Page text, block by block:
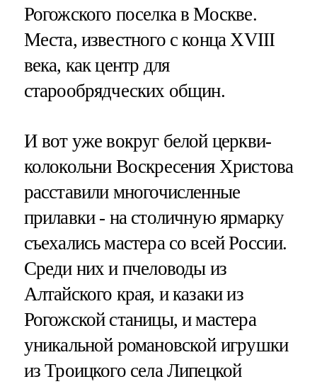
Рогожского поселка в Москве.
Места, известного с конца XVIII
века, как центр для
старообрядческих общин.
И вот уже вокруг белой церкви-
колокольни Воскресения Христова
расставили многочисленные
прилавки - на столичную ярмарку
съехались мастера со всей России.
Среди них и пчеловоды из
Алтайского края, и казаки из
Рогожской станицы, и мастера
уникальной романовской игрушки
из Троицкого села Липецкой